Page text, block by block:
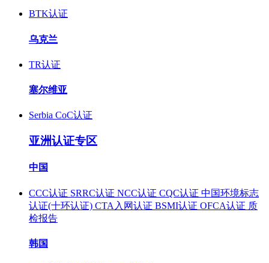
BTK认证
乌克兰
TR认证
塞尔维亚
Serbia CoC认证
亚洲认证专区
中国
CCC认证 SRRC认证 NCC认证 CQC认证 中国环境标志
认证(十环认证) CTA入网认证 BSMI认证 OFCA认证 质
检报告
韩国